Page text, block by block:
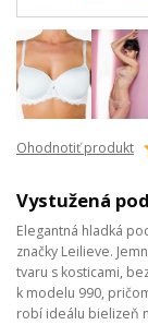
Ohodnotiť produkt
Vystužená
Elegantná hladká
značky Leilieve.
tvaru s kosticami,
k modelu 990,
robí ideálu bielizeň